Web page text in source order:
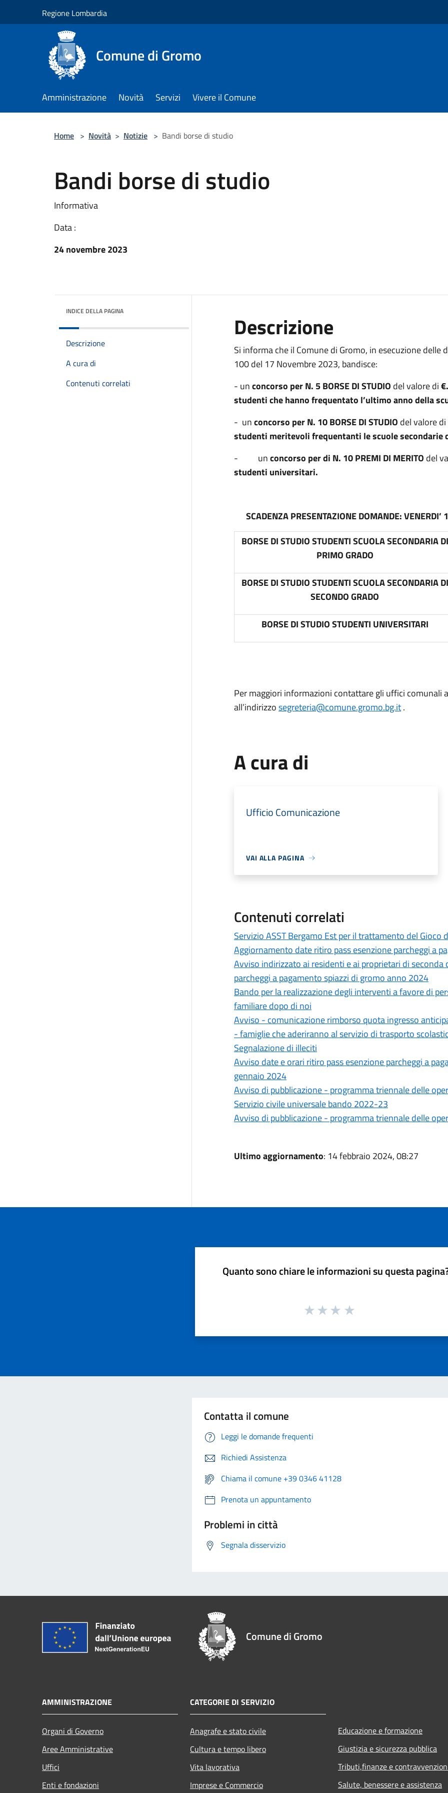
Regione Lombardia
Comune di Gromo
Amministrazione Novità Servizi Vivere il Comune
Home > Novità > Notizie > Bandi borse di studio
Bandi borse di studio
Informativa
Data :
24 novembre 2023
INDICE DELLA PAGINA
Descrizione
A cura di
Contenuti correlati
Descrizione
Si informa che il Comune di Gromo, in esecuzione delle
100 del 17 Novembre 2023, bandisce:
- unconcorso per N. 5 BORSE DI STUDIO del valore di
studenti che hanno frequentato l’ultimo anno della
- unconcorso per N. 10 BORSE DI STUDIO del valore di
studenti meritevoli frequentanti le scuole secondarie
- unconcorso per di N. 10 PREMI DI MERITO del
studenti universitari.
SCADENZA PRESENTAZIONE DOMANDE:VENERDI’
BORSE DI STUDIO STUDENTI SCUOLA SECONDARIA DI
PRIMO GRADO
BORSE DI STUDIO STUDENTI SCUOLA SECONDARIA DI
SECONDO GRADO
BORSE DI STUDIO STUDENTI UNIVERSITARI
Per maggiori informazioni contattare gli uffici
all’indirizzosegreteria@comune.gromo.bg.it.
A cura di
Ufficio Comunicazione
VAI ALLA PAGINA
Contenuti correlati
Servizio ASST Bergamo Est per il trattamento del Gioco
Aggiornamento date ritiro pass esenzione parcheggi a
Avviso indirizzato ai residenti e ai proprietari di
parcheggi a pagamento spiazzi di gromo anno 2024
Bando per la realizzazione degli interventi a favore di
familiare dopo di noi
Avviso - comunicazione rimborso quota ingresso
- famiglie che aderiranno al servizio di trasporto
Segnalazione di illeciti
Avviso date e orari ritiro pass esenzione parcheggi a
gennaio 2024
Avviso di pubblicazione - programma triennale delle
Servizio civile universale bando 2022-23
Avviso di pubblicazione - programma triennale delle
Ultimo aggiornamento: 14 febbraio 2024, 08:27
Quanto sono chiare le informazioni su questa
Contatta il comune
Leggi le domande frequenti
Richiedi Assistenza
Chiama il comune +39 0346 41128
Prenota un appuntamento
Problemi in città
Segnala disservizio
Comune di Gromo
AMMINISTRAZIONE
Organi di Governo
Aree Amministrative
Uffici
Enti e fondazioni
CATEGORIE DI SERVIZIO
Anagrafe e stato civile
Cultura e tempo libero
Vita lavorativa
Imprese e Commercio
Educazione e formazione
Giustizia e sicurezza pubblica
Tributi,finanze e
Salute, benessere e assistenza